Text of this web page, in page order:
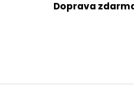
Doprava